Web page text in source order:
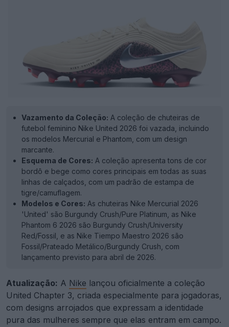
Vazamento da Coleção: A coleção de chuteiras de
futebol feminino Nike United 2026 foi vazada, incluindo
os modelos Mercurial e Phantom, com um design
marcante.
Esquema de Cores: A coleção apresenta tons de cor
bordô e bege como cores principais em todas as suas
linhas de calçados, com um padrão de estampa de
tigre/camuflagem.
Modelos e Cores: As chuteiras Nike Mercurial 2026
'United' são Burgundy Crush/Pure Platinum, as Nike
Phantom 6 2026 são Burgundy Crush/University
Red/Fossil, e as Nike Tiempo Maestro 2026 são
Fossil/Prateado Metálico/Burgundy Crush, com
lançamento previsto para abril de 2026.
Atualização: A Nike lançou oficialmente a coleção
United Chapter 3, criada especialmente para jogadoras,
com designs arrojados que expressam a identidade
pura das mulheres sempre que elas entram em campo.